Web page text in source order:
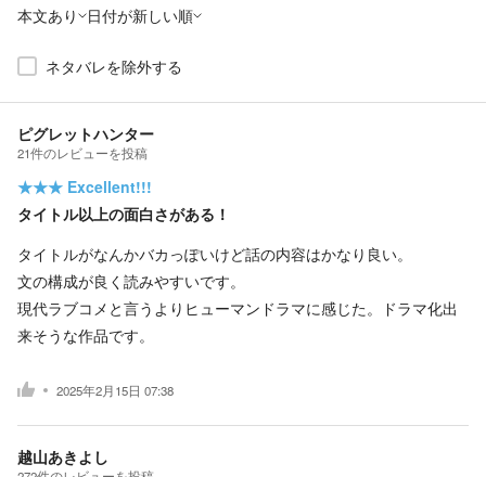
本文あり 日付が新しい順
ネタバレを除外する
ピグレットハンター
21件のレビューを投稿
★★★ Excellent!!!
タイトル以上の面白さがある！
タイトルがなんかバカっぽいけど話の内容はかなり良い。
文の構成が良く読みやすいです。
現代ラブコメと言うよりヒューマンドラマに感じた。ドラマ化出
来そうな作品です。
2025年2月15日 07:38
越山あきよし